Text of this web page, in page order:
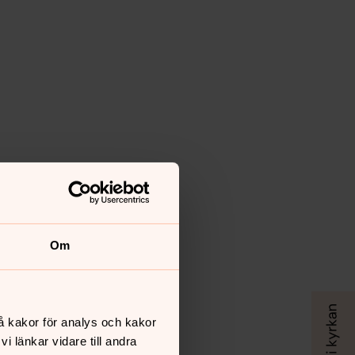
Om
kakor för analys och kakor
länkar vidare till andra